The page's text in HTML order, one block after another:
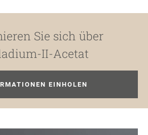
Sie sich über
II-Acetat
EINHOLEN